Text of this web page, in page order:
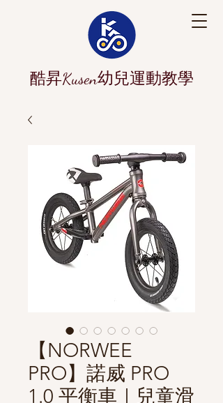
酷昇Kusen幼兒運動教學
【NORWEE
PRO】諾威 PRO
1.0 平衡車｜兒童滑